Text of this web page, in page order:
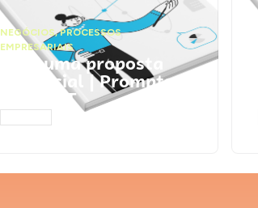
NEGÓCIOS,PROCESSOS
EMPRESARIAIS
Faça uma proposta
comercial | Prompts
ChatGPT